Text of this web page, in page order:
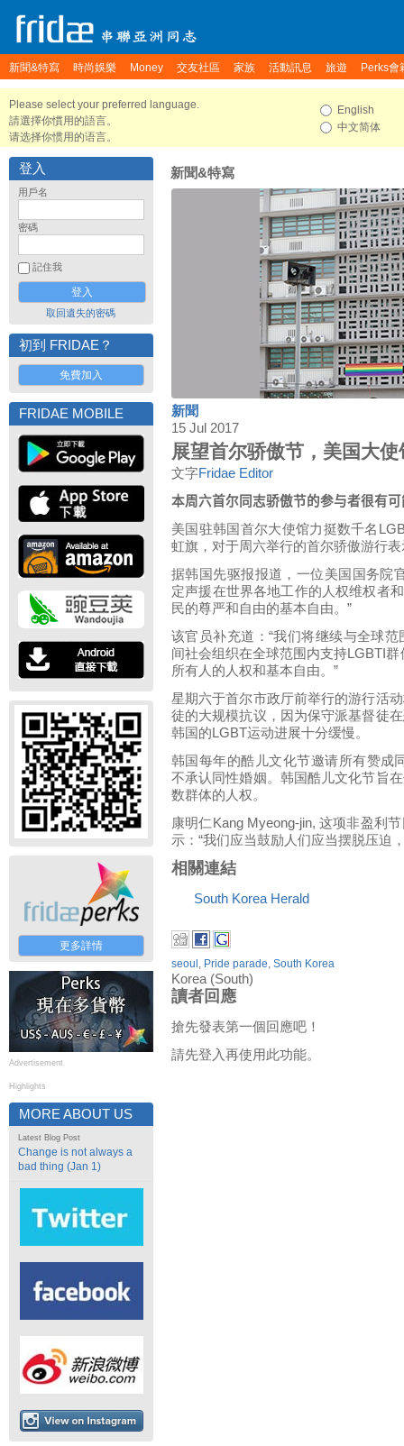
新聞&特寫 時尚娛樂 Money 交友社區 家族 活動訊息 旅遊 Perks會
Please select your preferred language.
請選擇你慣用的語言。
请选择你惯用的语言。
English
中文简体
登入
用戶名
密碼
記住我
取回遺失的密碼
初到 FRIDAE？
免費加入
FRIDAE MOBILE
更多詳情
Advertisement
Highlights
MORE ABOUT US
Latest Blog Post
Change is not always a
bad thing (Jan 1)
新聞&特寫
新聞
15 Jul 2017
展望首尔骄傲节，美国大
文字Fridae Editor
本周六首尔同志骄傲节的参与者很有
美国驻韩国首尔大使馆力挺数千名
虹旗，对于周六举行的首尔骄傲游行
据韩国先驱报报道，一位美国国务院
定声援在世界各地工作的人权维权者
民的尊严和自由的基本自由。”
该官员补充道：“我们将继续与全球
间社会组织在全球范围内支持 LGBTI群
所有人的人权和基本自由。”
星期六于首尔市政厅前举行的游行活
徒的大规模抗议，因为保守派基督徒
韩国的 LGBT运动进展十分缓慢。
韩国每年的酷儿文化节邀请所有赞成
不承认同性婚姻。韩国酷儿文化节旨
数群体的人权。
康明仁 Kang Myeong-jin,这项非盈利
示：“我们应当鼓励人们应当摆脱压迫
相關連結
South Korea Herald
seoul , Pride parade, South Korea
Korea (South)
讀者回應
搶先發表第一個回應吧！
請先登入再使用此功能。